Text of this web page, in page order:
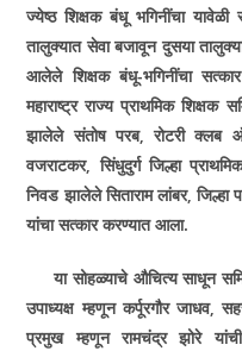
ज्येष्ठ शिक्षक बंधू भगिनींचा
तालुक्यात सेवा बजावून दुस­या
आलेले शिक्षक बंधू-भगिनींचा सत्कार
महाराष्ट्र राज्य प्राथमिक शिक्षक
झालेले संतोष परब,रोटरी क्लब
वजराटकर,सिंधुदुर्ग जिल्हा
निवड झालेले सिताराम लांबर,जिल्हा
यांचा सत्कार करण्यात आला.
या सोहळ्याचे औचित्य साधून
उपाध्यक्ष म्हणून कर्पूरगौर जाधव,
प्रमुख म्हणून रामचंद्र झोरे